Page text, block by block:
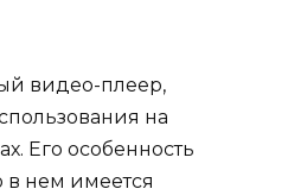
видео-плеер,
на
Его особенность
в нем имеется